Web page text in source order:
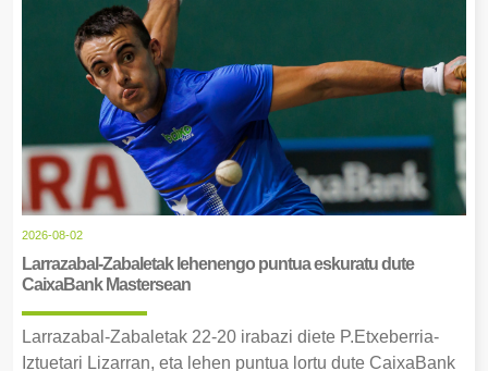
2026-08-02
Larrazabal-Zabaletak lehenengo puntua eskuratu dute
CaixaBank Mastersean
Larrazabal-Zabaletak 22-20 irabazi diete P.Etxeberria-
Iztuetari Lizarran, eta lehen puntua lortu dute CaixaBank